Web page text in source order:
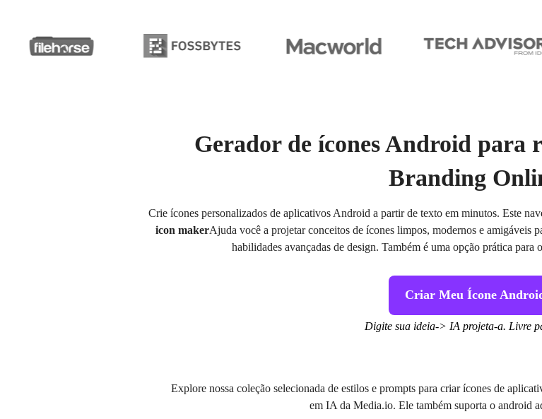
Gerador de ícones Android para
Branding
Crie ícones personalizados de aplicativos Android a partir de texto em minutos. Este
icon makerAjuda você a projetar conceitos de ícones limpos, modernos e amigáveis
habilidades avançadas de design. Também é uma opção prática
Criar Meu Ícone
Digite sua ideia-> IA projeta-a. Livre
Explore nossa coleção selecionada de estilos e prompts para criar ícones de
em IA da Media.io. Ele também suporta o android